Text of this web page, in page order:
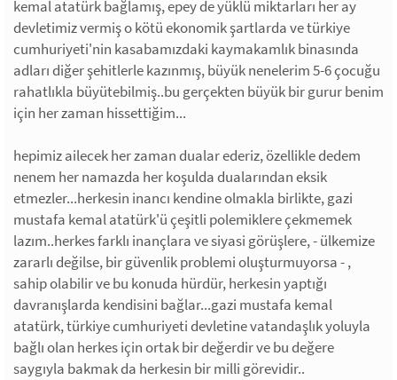
kemal atatürk bağlamış, epey de yüklü miktarları her ay
devletimiz vermiş o kötü ekonomik şartlarda ve türkiye
cumhuriyeti'nin kasabamızdaki kaymakamlık binasında
adları diğer şehitlerle kazınmış, büyük nenelerim 5-6 çocuğu
rahatlıkla büyütebilmiş..bu gerçekten büyük bir gurur benim
için her zaman hissettiğim...
hepimiz ailecek her zaman dualar ederiz, özellikle dedem
nenem her namazda her koşulda dualarından eksik
etmezler...herkesin inancı kendine olmakla birlikte, gazi
mustafa kemal atatürk'ü çeşitli polemiklere çekmemek
lazım..herkes farklı inançlara ve siyasi görüşlere, - ülkemize
zararlı değilse, bir güvenlik problemi oluşturmuyorsa - ,
sahip olabilir ve bu konuda hürdür, herkesin yaptığı
davranışlarda kendisini bağlar...gazi mustafa kemal
atatürk, türkiye cumhuriyeti devletine vatandaşlık yoluyla
bağlı olan herkes için ortak bir değerdir ve bu değere
saygıyla bakmak da herkesin bir milli görevidir..